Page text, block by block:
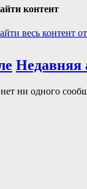
контент
весь контент
Недавняя
ни одного